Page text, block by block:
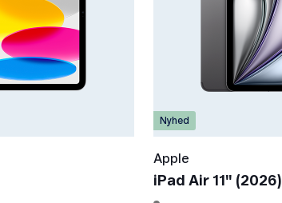
Nyhed
Apple
iPad Air 11" (2026)